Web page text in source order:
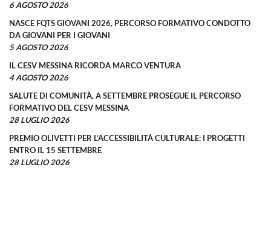
6 AGOSTO 2026
NASCE FQTS GIOVANI 2026, PERCORSO FORMATIVO CONDOTTO
DA GIOVANI PER I GIOVANI
5 AGOSTO 2026
IL CESV MESSINA RICORDA MARCO VENTURA
4 AGOSTO 2026
SALUTE DI COMUNITÀ, A SETTEMBRE PROSEGUE IL PERCORSO
FORMATIVO DEL CESV MESSINA
28 LUGLIO 2026
PREMIO OLIVETTI PER L’ACCESSIBILITÀ CULTURALE: I PROGETTI
ENTRO IL 15 SETTEMBRE
28 LUGLIO 2026